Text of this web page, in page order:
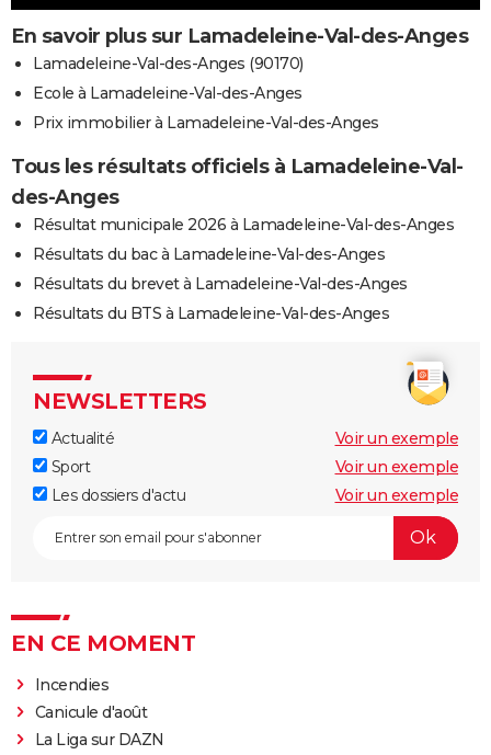
En savoir plus sur Lamadeleine-Val-des-Anges
Lamadeleine-Val-des-Anges (90170)
Ecole à Lamadeleine-Val-des-Anges
Prix immobilier à Lamadeleine-Val-des-Anges
Tous les résultats officiels à Lamadeleine-Val-
des-Anges
Résultat municipale 2026 à Lamadeleine-Val-des-Anges
Résultats du bac à Lamadeleine-Val-des-Anges
Résultats du brevet à Lamadeleine-Val-des-Anges
Résultats du BTS à Lamadeleine-Val-des-Anges
NEWSLETTERS
Actualité
Voir un exemple
Sport
Voir un exemple
Les dossiers d'actu
Voir un exemple
EN CE MOMENT
Incendies
Canicule d'août
La Liga sur DAZN